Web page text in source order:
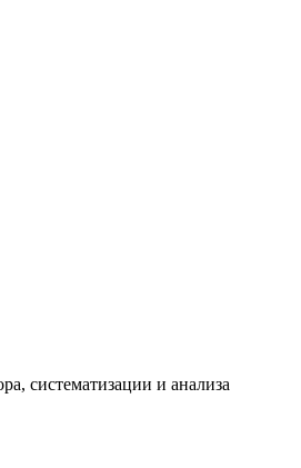
систематизации и анализа